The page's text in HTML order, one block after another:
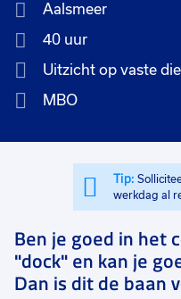
Aalsmeer
40 uur
Uitzicht op vaste
MBO
Tip:
werkdag al
Ben je goed in het
"dock" en kan je
Dan is dit de baan